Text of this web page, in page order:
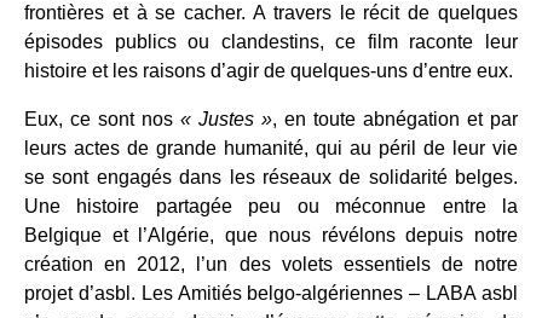
frontières et à se cacher. A travers le récit de quelques
épisodes publics ou clandestins, ce film raconte leur
histoire et les raisons d’agir de quelques-uns d’entre eux.
Eux, ce sont nos « Justes », en toute abnégation et par
leurs actes de grande humanité, qui au péril de leur vie
se sont engagés dans les réseaux de solidarité belges.
Une histoire partagée peu ou méconnue entre la
Belgique et l’Algérie, que nous révélons depuis notre
création en 2012, l’un des volets essentiels de notre
projet d’asbl. Les Amitiés belgo-algériennes – LABA asbl